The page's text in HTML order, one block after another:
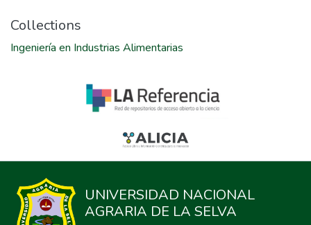
Collections
Ingeniería en Industrias Alimentarias
UNIVERSIDAD NACIONAL
AGRARIA DE LA SELVA